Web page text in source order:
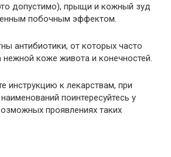
допустимо), прыщи и кожный зуд
побочным эффектом.
антибиотики, от которых часто
нежной коже живота и конечностей.
инструкцию к лекарствам, при
поинтересуйтесь у
проявлениях таких